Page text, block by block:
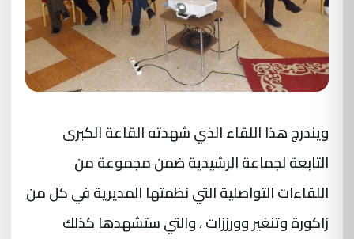
ويندرج هذا اللقاء الذي شهدته القاعة الكبرى
التابعة لجماعة الرشيدية ضمن مجموعة من
اللقاءات التواصلية التي نظمتها المديرية في كل من
زاكورة وتنغير وورززات ، والتي ستشهدها كذلك